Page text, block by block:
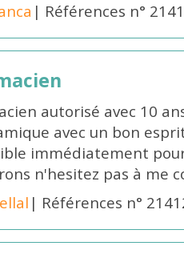
| Références n°
autorisé avec 10
avec un bon
immédiatement
n'hesitez pas à me
| Références n°